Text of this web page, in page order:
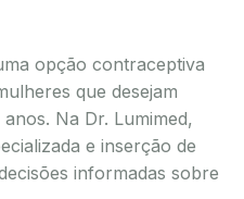
opção contraceptiva
que desejam
Na Dr. Lumimed,
e inserção de
informadas sobre